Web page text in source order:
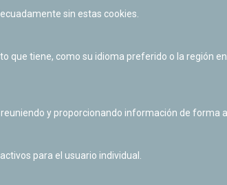
sin estas cookies.
que tiene, como su idioma preferido o la región
y proporcionando información de forma
para el usuario individual.